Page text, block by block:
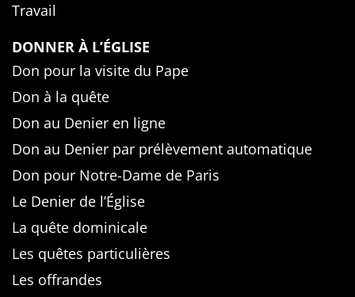
Travail
DONNER À L’ÉGLISE
Don pour la visite du Pape
Don à la quête
Don au Denier en ligne
Don au Denier par prélèvement automatique
Don pour Notre-Dame de Paris
Le Denier de l’Église
La quête dominicale
Les quêtes particulières
Les offrandes